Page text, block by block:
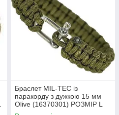
Браслет MIL-TEC із
паракорду з дужкою 15 мм
Olive (16370301) РОЗМІР L